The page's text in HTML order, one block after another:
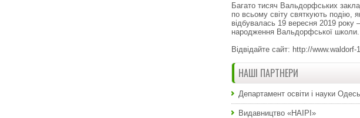
Багато тисяч Вальдорфських
по всьому світу святкують подію,
відбувалась 19 вересня 2019 року
народження Вальдорфської школи.
Відвідайте сайт: http://www.waldorf-
НАШІ ПАРТНЕРИ
Департамент освіти і науки
Видавництво «НАІРІ»